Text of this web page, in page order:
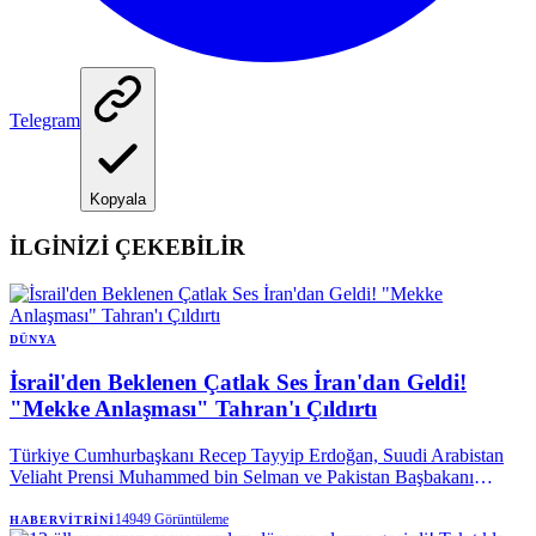
Telegram
Kopyala
İLGİNİZİ ÇEKEBİLİR
DÜNYA
İsrail'den Beklenen Çatlak Ses İran'dan Geldi!
"Mekke Anlaşması" Tahran'ı Çıldırtı
Türkiye Cumhurbaşkanı Recep Tayyip Erdoğan, Suudi Arabistan
Veliaht Prensi Muhammed bin Selman ve Pakistan Başbakanı
dengeleri değiştirdi.
HABERVITRINI14949 Görüntüleme